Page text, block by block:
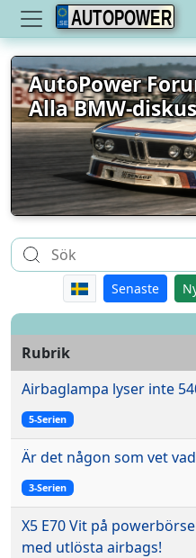
AUTOPOWER
AutoPower
Alla BMW-
Senaste
Rubrik
Airbaglampa lyser inte
5-Serien
Är det någon som vet
3-Serien
X5 E70 Vit på
med utlösta airbags!